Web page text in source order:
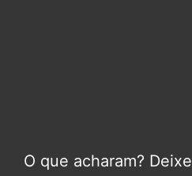
O que acharam?